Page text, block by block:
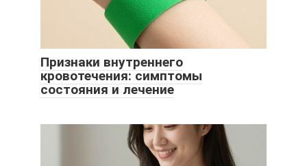
Признаки внутреннего
кровотечения: симптомы
состояния и лечение